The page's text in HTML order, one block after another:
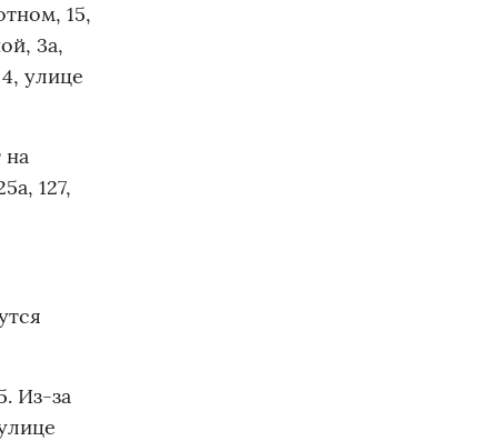
15,
3а,
улице
на
127,
Из-за